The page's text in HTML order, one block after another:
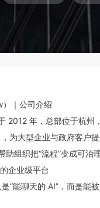
｜公司介绍
2012 年，总部位于杭
为大型企业与政府客
组织把“流程”变成可治
企业级平台
“能聊天的 AI”，而是能
架”，把 AI、Agent、自